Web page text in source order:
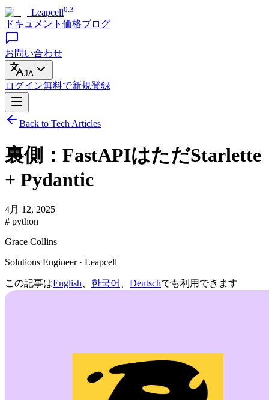
Leapcell0.3
ドキュメント 価格ブログ
お問い合わせ
JA
ログイン無料で新規登録
Back to Tech Articles
裏側：FastAPIはただStarlette
+ Pydantic
4月 12, 2025
# python
Grace Collins
Solutions Engineer · Leapcell
この記事はEnglish 한국어 Deutschでも利用できます